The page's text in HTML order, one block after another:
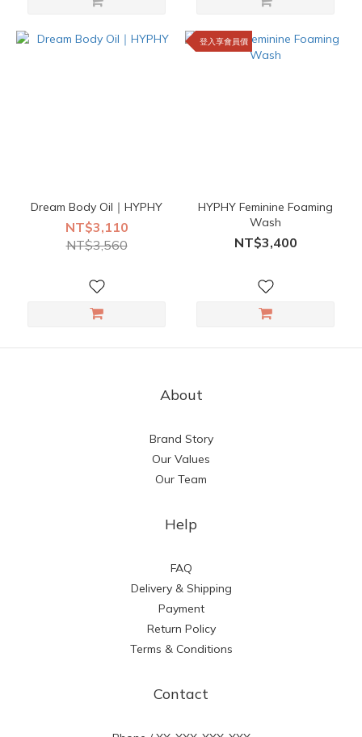
Dream Body Oil｜HYPHY
NT$3,110
NT$3,560
登入享會員價
HYPHY Feminine Foaming
Wash
NT$3,400
About
Brand Story
Our Values
Our Team
Help
FAQ
Delivery & Shipping
Payment
Return Policy
Terms & Conditions
Contact